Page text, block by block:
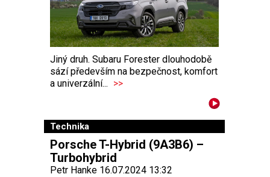
Jiný druh. Subaru Forester dlouhodobě
sází především na bezpečnost, komfort
a univerzální... >>
Technika
Porsche T-Hybrid (9A3B6) –
Turbohybrid
Petr Hanke 16.07.2024 13:32